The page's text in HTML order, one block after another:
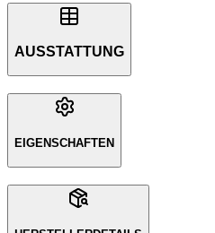
AUSSTATTUNG
EIGENSCHAFTEN